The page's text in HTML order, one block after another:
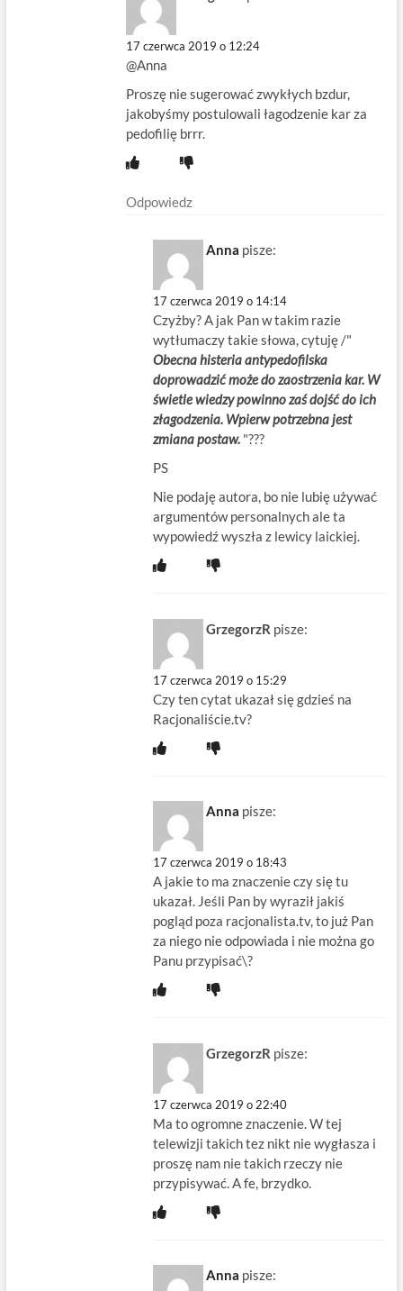
17 czerwca 2019 o 12:24
@Anna
Proszę nie sugerować zwykłych bzdur,
jakobyśmy postulowali łagodzenie kar za
pedofilię brrr.
Odpowiedz
Anna pisze:
17 czerwca 2019 o 14:14
Czyżby? A jak Pan w takim razie
wytłumaczy takie słowa, cytuję /"
Obecna histeria antypedofilska
doprowadzić może do zaostrzenia kar. W
świetle wiedzy powinno zaś dojść do ich
złagodzenia. Wpierw potrzebna jest
zmiana postaw. "???
PS
Nie podaję autora, bo nie lubię używać
argumentów personalnych ale ta
wypowiedź wyszła z lewicy laickiej.
GrzegorzR pisze:
17 czerwca 2019 o 15:29
Czy ten cytat ukazał się gdzieś na
Racjonaliście.tv?
Anna pisze:
17 czerwca 2019 o 18:43
A jakie to ma znaczenie czy się tu
ukazał. Jeśli Pan by wyraził jakiś
pogląd poza racjonalista.tv, to już Pan
za niego nie odpowiada i nie można go
Panu przypisać\?
GrzegorzR pisze:
17 czerwca 2019 o 22:40
Ma to ogromne znaczenie. W tej
telewizji takich tez nikt nie wygłasza i
proszę nam nie takich rzeczy nie
przypisywać. A fe, brzydko.
Anna pisze: